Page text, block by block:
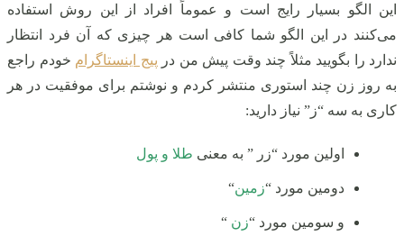
این الگو بسیار رایج است و عموماً افراد از این روش استفاده
می‌کنند در این الگو شما کافی است هر چیزی که آن فرد انتظار
ندارد را بگویید مثلاً چند وقت پیش من در پیج اینستاگرام خودم راجع
به روز زن چند استوری منتشر کردم و نوشتم برای موفقیت در هر
کاری به سه “ز” نیاز دارید:
اولین مورد “زر ” به معنی طلا و پول
دومین مورد “زمین“
و سومین مورد “زن “